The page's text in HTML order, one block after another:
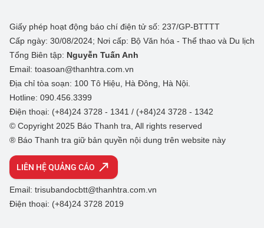
Giấy phép hoạt động báo chí điện tử số: 237/GP-BTTTT
Cấp ngày: 30/08/2024; Nơi cấp: Bộ Văn hóa - Thể thao và Du lịch
Tổng Biên tập: Nguyễn Tuấn Anh
Email: toasoan@thanhtra.com.vn
Địa chỉ tòa soạn: 100 Tô Hiệu, Hà Đông, Hà Nội.
Hotline: 090.456.3399
Điện thoại: (+84)24 3728 - 1341 / (+84)24 3728 - 1342
© Copyright 2025 Báo Thanh tra, All rights reserved
® Báo Thanh tra giữ bản quyền nội dung trên website này
LIÊN HỆ QUẢNG CÁO
Email: trisubandocbtt@thanhtra.com.vn
Điện thoại: (+84)24 3728 2019